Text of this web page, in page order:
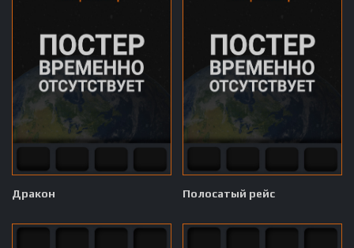
Дракон Полосатый рейс